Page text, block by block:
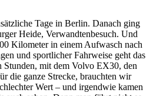
Tage in Berlin. Danach ging
Heide, Verwandtenbesuch. Und
Kilometer in einem Aufwasch nach
und sportlicher Fahrweise geht das
Stunden, mit dem Volvo EX30, den
die ganze Strecke, brauchten wir
Wert – und irgendwie kamen